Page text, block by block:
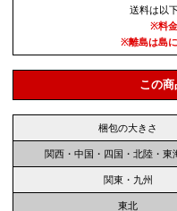
送料は以
※料
※離島は島
この
梱包の大きさ
関西・中国・四国・北陸・東
関東・九州
東北